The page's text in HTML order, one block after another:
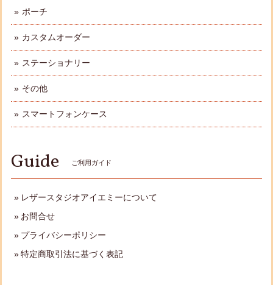
ポーチ
カスタムオーダー
ステーショナリー
その他
スマートフォンケース
Guide ご利用ガイド
レザースタジオアイエミーについて
お問合せ
プライバシーポリシー
特定商取引法に基づく表記